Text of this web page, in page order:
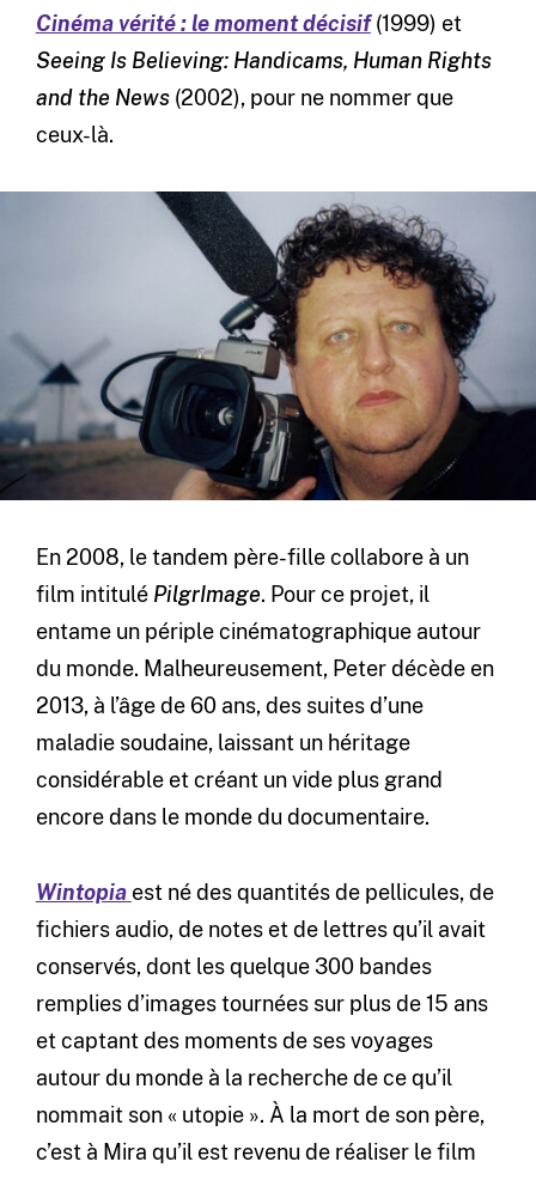
Cinéma vérité : le moment décisif(1999) et
Seeing Is Believing: Handicams, Human Rights
and the News(2002), pour ne nommer que
ceux-là.
En 2008, le tandem père-fille collabore à un
film intitulé PilgrImage. Pour ce projet, il
entame un périple cinématographique autour
du monde. Malheureusement, Peter décède en
2013, à l’âge de 60 ans, des suites d’une
maladie soudaine, laissant un héritage
considérable et créant un vide plus grand
encore dans le monde du documentaire.
Wintopia est né des quantités de pellicules, de
fichiers audio, de notes et de lettres qu’il avait
conservés, dont les quelque 300 bandes
remplies d’images tournées sur plus de 15 ans
et captant des moments de ses voyages
autour du monde à la recherche de ce qu’il
nommait son « utopie ». À la mort de son père,
c’est à Mira qu’il est revenu de réaliser le film